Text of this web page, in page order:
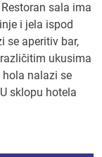
sala ima
i jela ispod
se aperitiv bar,
ukusima
nalazi se
sklopu hotela